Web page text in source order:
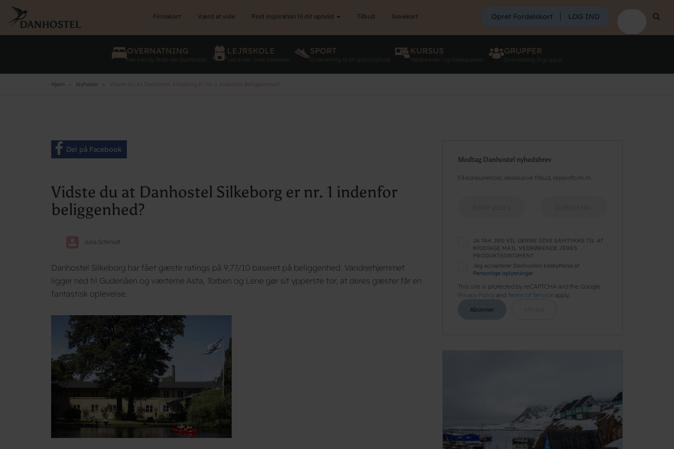
main
content
SØG
Søg
Opret Fordelskort LOG IND
Firmakort Værd at vide Find inspiration til dit ophold Tilbud Gavekort
OVERNATNING
Her kan du finde alle Danhostels
LEJRSKOLE
Lejrskoler i hele Danmark
SPORT
Overnatning til dit sportsophold
KURSUS
Mødelokaler og mødepakker
GRUPPER
Overnatning til grupper
Hjem Nyheder
Del på Facebook
Vidste du at Danhostel Silkeborg er nr. 1 indenfor
beliggenhed?
Julia Schmidt
Danhostel Silkeborg har fået gæste ratings på 9,77/10 baseret på beliggenhed. Vandrerhjemmet
ligger ned til Gudenåen og værterne Asta, Torben og Lene gør sit ypperste for, at deres gæster får en
fantastisk oplevelse.
Modtag Danhostel nyhedsbrev
Få konkurrencer, eksklusive tilbud, rejseinfo m.m.
JA TAK JEG VIL GERNE GIVE SAMTYKKE TIL AT
MODTAGE MAIL VEDRØRENDE JERES
PRODUKTSORTIMENT
Jeg accepterer Danhostels beskyttelse af
Personlige oplysninger
This site is protected by reCAPTCHA and the Google
Privacy Policy and Terms of Service apply.
Abonner